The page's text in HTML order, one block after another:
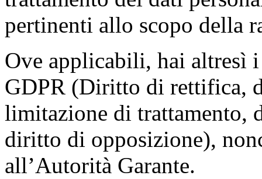
pertinenti allo scopo della
Ove applicabili, hai
GDPR (Diritto di rettifica,
limitazione di trattamento,
diritto di opposizione),
all’Autorità Garante.